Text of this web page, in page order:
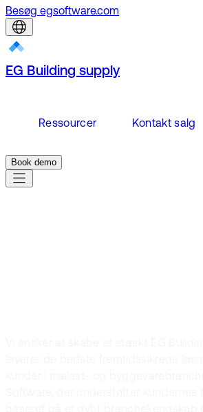
Besøg egsoftware.com
EG Building supply
Ressourcer Kontakt salg
Book demo